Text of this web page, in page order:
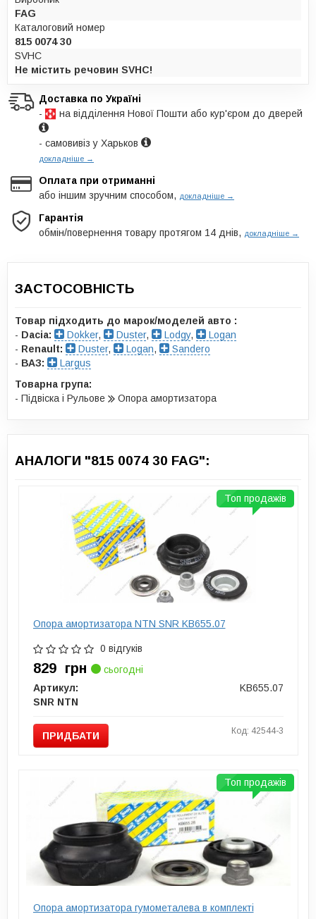
FAG
Каталоговий номер
815 0074 30
SVHC
Не містить речовин SVHC!
Доставка по Україні
-
на відділення Нової Пошти або кур'єром до дверей
- самовивіз у Харьков
докладніше →
Оплата при отриманні
або іншим зручним способом, докладніше →
Гарантія
обмін/повернення товару протягом 14 днів, докладніше →
ЗАСТОСОВНІСТЬ
Товар підходить до марок/моделей авто :
- Dacia: Dokker, Duster, Lodgy,
Logan
- Renault: Duster, Logan,
Sandero
- ВАЗ:
Largus
Товарна група:
- Підвіска і Рульове
Опора амортизатора
АНАЛОГИ "815 0074 30 FAG":
Опора амортизатора NTN SNR KB655.07
0 відгуків
829 грн
сьогодні
Артикул:
KB655.07
SNR NTN
ПРИДБАТИ Код: 42544-3
Топ продажів
Опора амортизатора гумометалева в комплекті
Топ продажів